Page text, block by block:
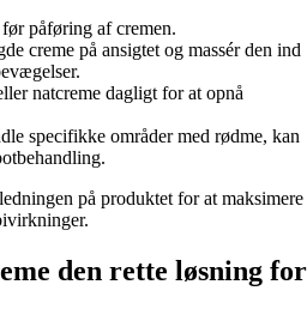
påføring af cremen.
creme på ansigtet og massér den ind
natcreme dagligt for at opnå
specifikke områder med rødme, kan
på produktet for at maksimere
den rette løsning for